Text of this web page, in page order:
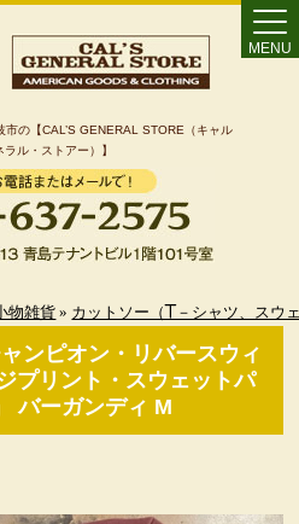
の【CAL’S GENERAL STORE（キャル
ラル・ストアー）】
MENU
Home
カート
法に基づく表記
物雑貨 » カットソー（T－シャツ、スウ
ンピオン・リバースウィ
プリント・スウェットパ
バーガンディ M